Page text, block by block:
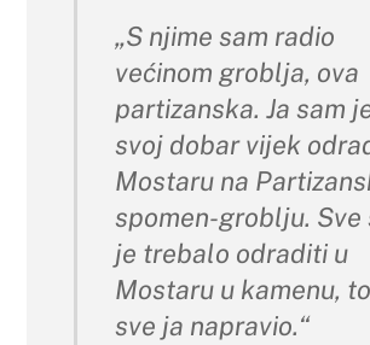
„S njime sam radio
većinom groblja, ova
partizanska. Ja sam
svoj dobar vijek
Mostaru na
spomen-groblju. Sve
je trebalo odraditi u
Mostaru u kamenu,
sve ja napravio.“